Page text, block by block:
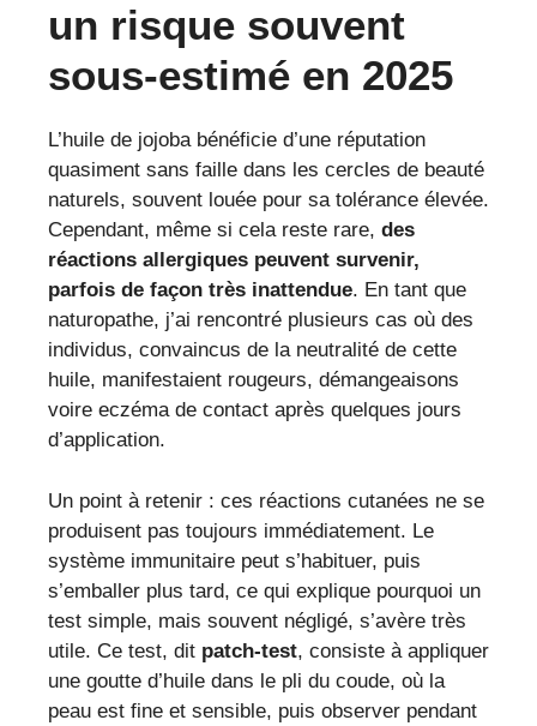
un risque souvent
sous-estimé en 2025
L’huile de jojoba bénéficie d’une réputation
quasiment sans faille dans les cercles de beauté
naturels, souvent louée pour sa tolérance élevée.
Cependant, même si cela reste rare, des
réactions allergiques peuvent survenir,
parfois de façon très inattendue. En tant que
naturopathe, j’ai rencontré plusieurs cas où des
individus, convaincus de la neutralité de cette
huile, manifestaient rougeurs, démangeaisons
voire eczéma de contact après quelques jours
d’application.
Un point à retenir : ces réactions cutanées ne se
produisent pas toujours immédiatement. Le
système immunitaire peut s’habituer, puis
s’emballer plus tard, ce qui explique pourquoi un
test simple, mais souvent négligé, s’avère très
utile. Ce test, dit patch-test, consiste à appliquer
une goutte d’huile dans le pli du coude, où la
peau est fine et sensible, puis observer pendant